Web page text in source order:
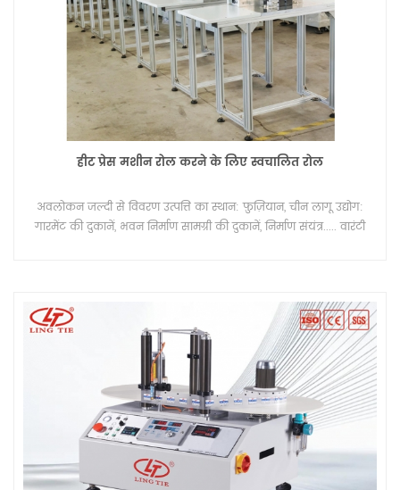
हीट प्रेस मशीन रोल करने के लिए स्वचालित रोल
अवलोकन जल्दी से विवरण उत्पत्ति का स्थान: फ़ुज़ियान, चीन लागू उद्योग:
गारमेंट की दुकानें, भवन निर्माण सामग्री की दुकानें, निर्माण संयंत्र..... वारंटी
बाद सेवा प्रदान की: फ्री स्पेयर पार्ट्स, फील्ड इंस्टालेशन, कमीशनिंग और
ट्रेनिंग... उपयोग: लोगो लेबल गर्मी हस्तांतरण मुद्रणs पीड: 0-3600 मशीन
का आकार: L680*W400*H745mm वज़न: 80 किग्रा कार्य तालिका
आकार: L1230 * W400 * H1500mm मुद्रण आकार: 100*100mm
पैकेजिंग & डिलिवरी बिक्री इकाइयाँ: एकल वस्तु एकल पैकेज का आकार:
150X50X150 सेमी एकल सकल वजन: 130.0 किग्रा पैकेज का प्रकार:
समुद्री परिवहन के लिए लकड़ी के बक्से समय सीमा: उन्नत भुगतान के 15
दिन बाद। विडियो का विवरण परिधान निर्माताओं, टी-शर्ट लेबल और परिधान
टैग में सिलने के विकल्प की तलाश में हैं टैगलेस केयर लेबलिंग में परिवर्तित
हो गया है, जिससे उपभोक्ता अपने कपड़ों में अधिक सहज महसूस कर सकता